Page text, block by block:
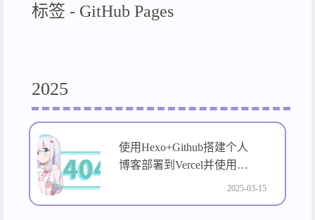
标签 - GitHub Pages
2025
使用Hexo+Github搭建个人
博客部署到Vercel并使用
Github Action自动化编译2025-03-15